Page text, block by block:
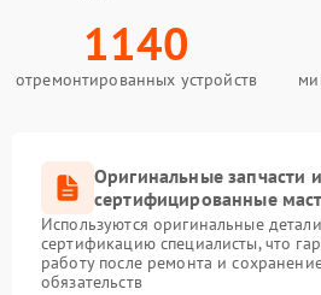
1140
отремонтированных устройств
Оригинальные запчасти и
сертифицированные
Используются оригинальные
сертификацию специалисты, что
работу после ремонта и
обязательств